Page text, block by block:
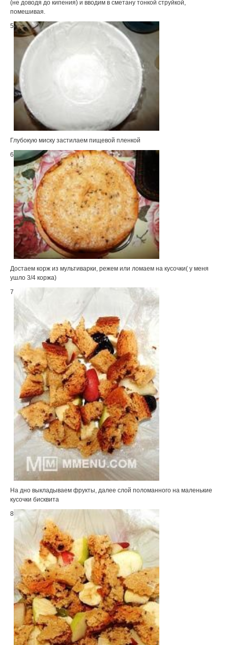
(не доводя до кипения) и вводим в сметану тонкой струйкой,
помешивая.
5
Глубокую миску застилаем пищевой пленкой
6
Достаем корж из мультиварки, режем или ломаем на кусочки( у меня
ушло 3/4 коржа)
7
На дно выкладываем фрукты, далее слой поломанного на маленькие
кусочки бисквита
8